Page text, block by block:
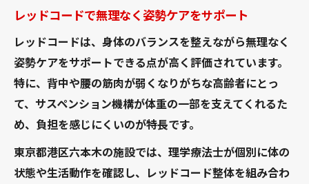
レッドコードで無理なく姿勢ケアをサポート
レッドコードは、身体のバランスを整えながら無理なく
姿勢ケアをサポートできる点が高く評価されています。
特に、背中や腰の筋肉が弱くなりがちな高齢者にとっ
て、サスペンション機構が体重の一部を支えてくれるた
め、負担を感じにくいのが特長です。
東京都港区六本木の施設では、理学療法士が個別に体の
状態や生活動作を確認し、レッドコード整体を組み合わ